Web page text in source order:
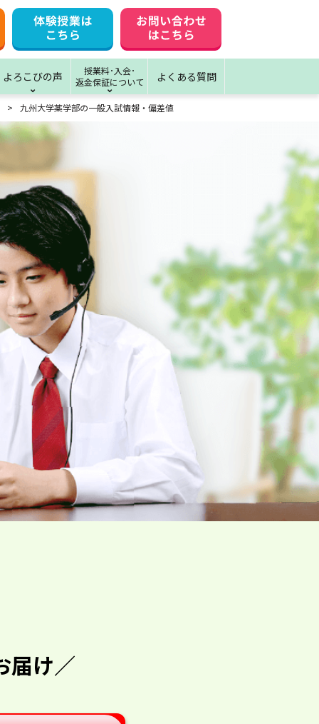
よろこびの声
授業料･入会･
返金保証について
よくある質問
九州大学薬学部の一般入試情報・偏差値
届け／